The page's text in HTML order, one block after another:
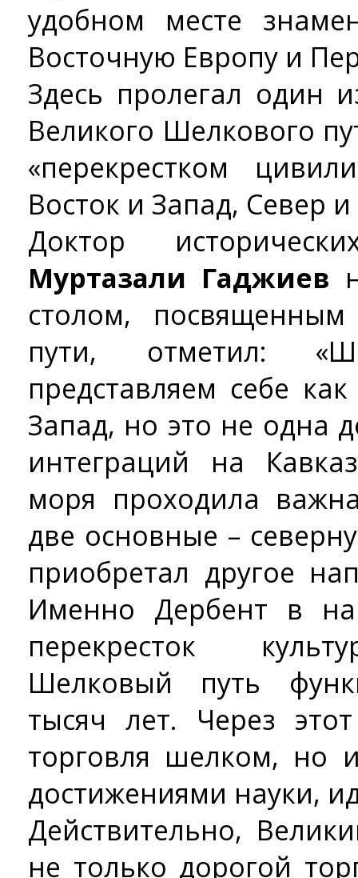
удобном месте
Восточную Европу и
Здесь пролегал один
Великого Шелкового
«перекрестком
Восток и Запад, Север
Доктор
Муртазали Гаджиев
столом,
пути, отметил:
представляем себе
Запад, но это не одна
интеграций на
моря проходила
две основные –
приобретал другое
Именно Дербент в
перекресток
Шелковый путь
тысяч лет. Через
торговля шелком, но
достижениями науки,
Действительно,
не только дорогой